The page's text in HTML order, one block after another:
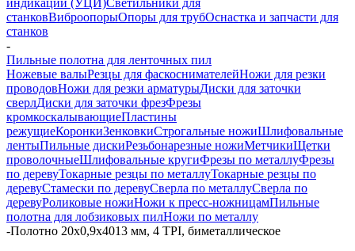
станковВиброопорыОпоры для трубОснастка и запчасти для
станков
-
Пильные полотна для ленточных пил
Ножевые валыРезцы для фаскоснимателейНожи для резки
проводовНожи для резки арматурыДиски для заточки
сверлДиски для заточки фрезФрезы
кромкоскалывающиеПластины
режущиеКоронкиЗенковкиСтрогальные ножиШлифовальные
лентыПильные дискиРезьбонарезные ножиМетчикиЩетки
проволочныеШлифовальные кругиФрезы по металлуФрезы
по деревуТокарные резцы по металлуТокарные резцы по
деревуСтамески по деревуСверла по металлуСверла по
деревуРоликовые ножиНожи к пресс-ножницамПильные
полотна для лобзиковых пилНожи по металлу
-Полотно 20х0,9х4013 мм, 4 TPI, биметаллическое